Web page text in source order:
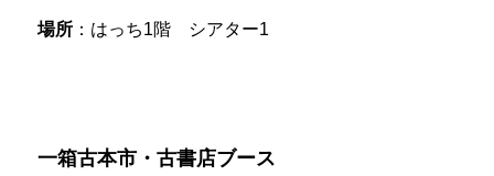
場所：はっち1階 シアター1
一箱古本市・古書店ブース